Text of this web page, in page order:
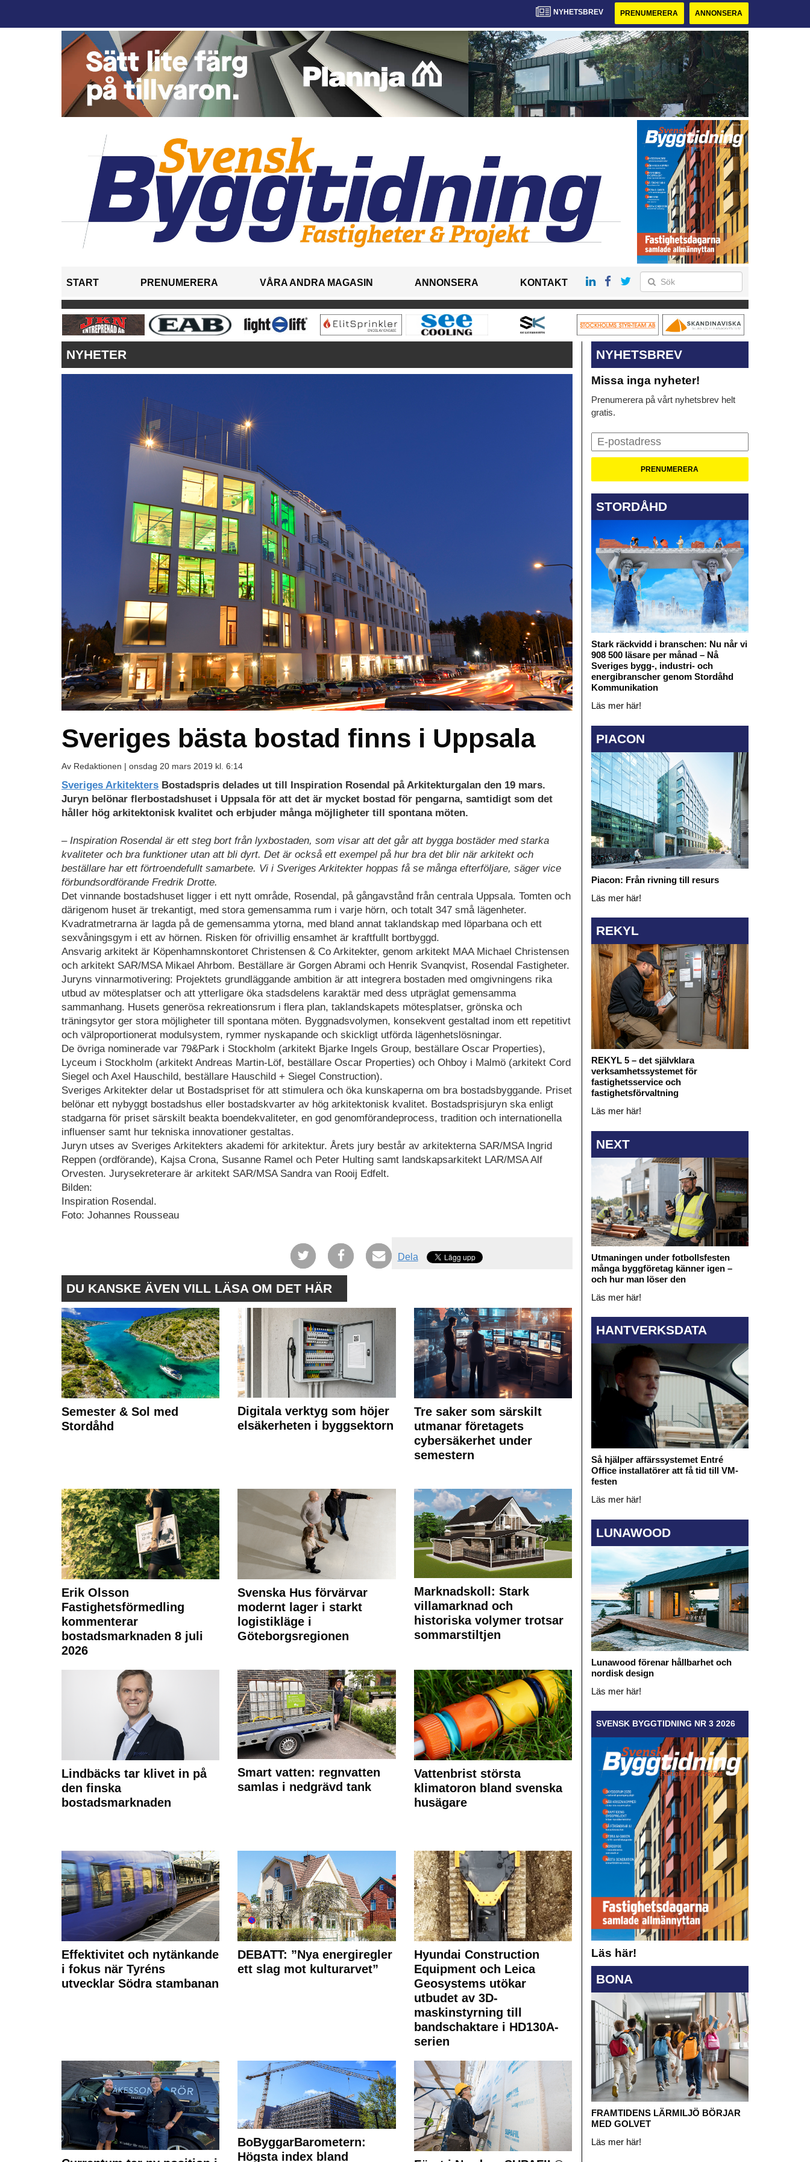
NYHETSBREV PRENUMERERA ANNONSERA
START PRENUMERERA VÅRA ANDRA MAGASIN ANNONSERA KONTAKT
NYHETER
Sveriges bästa bostad finns i Uppsala
Av Redaktionen | onsdag 20 mars 2019 kl. 6:14
Sveriges Arkitekters Bostadspris delades ut till Inspiration Rosendal på Arkitekturgalan den 19 mars.
Juryn belönar flerbostadshuset i Uppsala för att det är mycket bostad för pengarna, samtidigt som det
håller hög arkitektonisk kvalitet och erbjuder många möjligheter till spontana möten.
– Inspiration Rosendal är ett steg bort från lyxbostaden, som visar att det går att bygga bostäder med starka
kvaliteter och bra funktioner utan att bli dyrt. Det är också ett exempel på hur bra det blir när arkitekt och
beställare har ett förtroendefullt samarbete. Vi i Sveriges Arkitekter hoppas få se många efterföljare, säger vice
förbundsordförande Fredrik Drotte.
Det vinnande bostadshuset ligger i ett nytt område, Rosendal, på gångavstånd från centrala Uppsala. Tomten och
därigenom huset är trekantigt, med stora gemensamma rum i varje hörn, och totalt 347 små lägenheter.
Kvadratmetrarna är lagda på de gemensamma ytorna, med bland annat taklandskap med löparbana och ett
sexvåningsgym i ett av hörnen. Risken för ofrivillig ensamhet är kraftfullt bortbyggd.
Ansvarig arkitekt är Köpenhamnskontoret Christensen & Co Arkitekter, genom arkitekt MAA Michael Christensen
och arkitekt SAR/MSA Mikael Ahrbom. Beställare är Gorgen Abrami och Henrik Svanqvist, Rosendal Fastigheter.
Juryns vinnarmotivering: Projektets grundläggande ambition är att integrera bostaden med omgivningens rika
utbud av mötesplatser och att ytterligare öka stadsdelens karaktär med dess utpräglat gemensamma
sammanhang. Husets generösa rekreationsrum i flera plan, taklandskapets mötesplatser, grönska och
träningsytor ger stora möjligheter till spontana möten. Byggnadsvolymen, konsekvent gestaltad inom ett repetitivt
och välproportionerat modulsystem, rymmer nyskapande och skickligt utförda lägenhetslösningar.
De övriga nominerade var 79&Park i Stockholm (arkitekt Bjarke Ingels Group, beställare Oscar Properties),
Lyceum i Stockholm (arkitekt Andreas Martin-Löf, beställare Oscar Properties) och Ohboy i Malmö (arkitekt Cord
Siegel och Axel Hauschild, beställare Hauschild + Siegel Construction).
Sveriges Arkitekter delar ut Bostadspriset för att stimulera och öka kunskaperna om bra bostadsbyggande. Priset
belönar ett nybyggt bostadshus eller bostadskvarter av hög arkitektonisk kvalitet. Bostadsprisjuryn ska enligt
stadgarna för priset särskilt beakta boendekvaliteter, en god genomförandeprocess, tradition och internationella
influenser samt hur tekniska innovationer gestaltas.
Juryn utses av Sveriges Arkitekters akademi för arkitektur. Årets jury består av arkitekterna SAR/MSA Ingrid
Reppen (ordförande), Kajsa Crona, Susanne Ramel och Peter Hulting samt landskapsarkitekt LAR/MSA Alf
Orvesten. Jurysekreterare är arkitekt SAR/MSA Sandra van Rooij Edfelt.
Bilden:
Inspiration Rosendal.
Foto: Johannes Rousseau
Dela
DU KANSKE ÄVEN VILL LÄSA OM DET HÄR
Semester & Sol med
Stordåhd
Digitala verktyg som höjer
elsäkerheten i byggsektorn
Tre saker som särskilt
utmanar företagets
cybersäkerhet under
semestern
Erik Olsson
Fastighetsförmedling
kommenterar
bostadsmarknaden 8 juli
2026
Svenska Hus förvärvar
modernt lager i starkt
logistikläge i
Göteborgsregionen
Marknadskoll: Stark
villamarknad och
historiska volymer trotsar
sommarstiltjen
Lindbäcks tar klivet in på
den finska
bostadsmarknaden
Smart vatten: regnvatten
samlas i nedgrävd tank
Vattenbrist största
klimatoron bland svenska
husägare
Effektivitet och nytänkande
i fokus när Tyréns
utvecklar Södra stambanan
DEBATT: ”Nya energiregler
ett slag mot kulturarvet”
Hyundai Construction
Equipment och Leica
Geosystems utökar
utbudet av 3D-
maskinstyrning till
bandschaktare i HD130A-
serien
BoByggarBarometern:
Högsta index bland
NYHETSBREV
Missa inga nyheter!
Prenumerera på vårt nyhetsbrev helt
gratis.
STORDÅHD
Stark räckvidd i branschen: Nu når vi
908 500 läsare per månad – Nå
Sveriges bygg-, industri- och
energibranscher genom Stordåhd
Kommunikation
Läs mer här!
PIACON
Piacon: Från rivning till resurs
Läs mer här!
REKYL
REKYL 5 – det självklara
verksamhetssystemet för
fastighetsservice och
fastighetsförvaltning
Läs mer här!
NEXT
Utmaningen under fotbollsfesten
många byggföretag känner igen –
och hur man löser den
Läs mer här!
HANTVERKSDATA
Så hjälper affärssystemet Entré
Office installatörer att få tid till VM-
festen
Läs mer här!
LUNAWOOD
Lunawood förenar hållbarhet och
nordisk design
Läs mer här!
SVENSK BYGGTIDNING NR 3 2026
Läs här!
BONA
FRAMTIDENS LÄRMILJÖ BÖRJAR
MED GOLVET
Läs mer här!